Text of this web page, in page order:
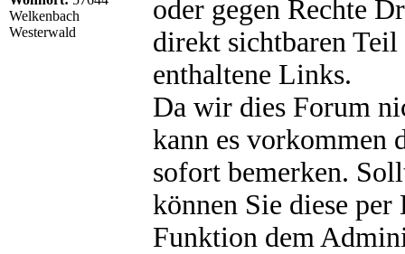
Welkenbach
Westerwald
oder gegen Rechte
direkt sichtbaren
enthaltene Links.
Da wir dies Forum
kann es vorkommen
sofort bemerken.
können Sie diese
Funktion dem